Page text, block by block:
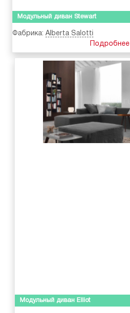
Модульный диван Stewart
Фабрика: Alberta Salotti
Подробнее
Модульный диван Elliot